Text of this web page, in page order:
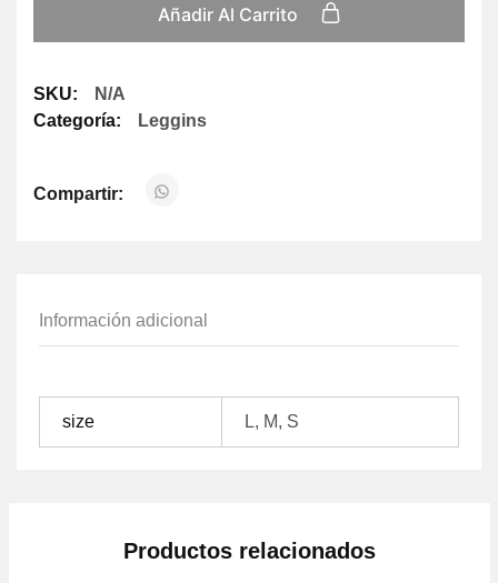
Añadir Al Carrito
SKU:
N/A
Categoría:
Leggins
Compartir:
Información adicional
size L, M, S
Productos relacionados